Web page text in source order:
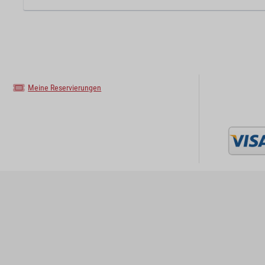
Meine Reservierungen